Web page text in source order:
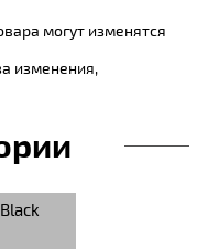
могут изменятся
изменения,